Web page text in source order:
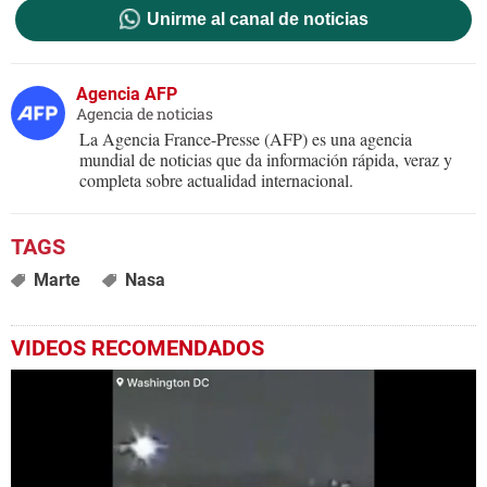
Unirme al canal de noticias
Agencia AFP
Agencia de noticias
La Agencia France-Presse (AFP) es una agencia
mundial de noticias que da información rápida, veraz y
completa sobre actualidad internacional.
Marte Nasa
VIDEOS RECOMENDADOS